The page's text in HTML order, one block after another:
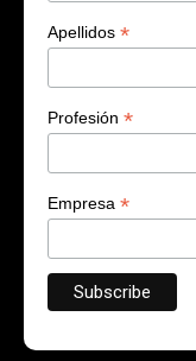
Apellidos *
Profesión *
Empresa *